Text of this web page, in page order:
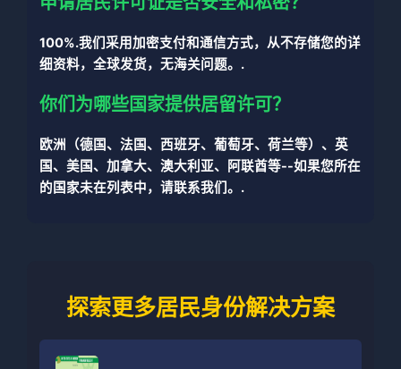
100%.我们采用加密支付和通信方式，从不存储您的详
细资料，全球发货，无海关问题。.
你们为哪些国家提供居留许可？
欧洲（德国、法国、西班牙、葡萄牙、荷兰等）、英
国、美国、加拿大、澳大利亚、阿联酋等--如果您所在
的国家未在列表中，请联系我们。.
探索更多居民身份解决方案